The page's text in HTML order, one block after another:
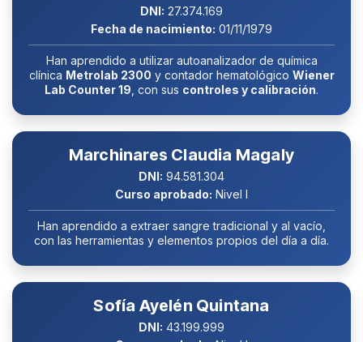
DNI: 27.374.169
Fecha de nacimiento: 01/11/1979
Han aprendido a utilizar autoanalizador de química
clínica Metrolab 2300 y contador hematológico Wiener
Lab Counter 19 , con sus controles y calibración.
Marchinares Claudia Magaly
DNI: 94.581.304
Curso aprobado: Nivel I
Han aprendido a extraer sangre tradicional y al vacío,
con las herramientas y elementos propios del día a día.
Sofía Ayelén Quintana
DNI: 43.199.999